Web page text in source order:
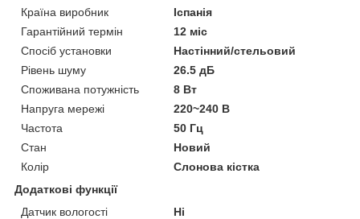
Країна виробник
Іспанія
Гарантійний термін
12 міс
Спосіб установки
Настінний/стельовий
Рівень шуму
26.5 дБ
Споживана потужність
8 Вт
Напруга мережі
220~240 В
Частота
50 Гц
Стан
Новий
Колір
Слонова кістка
Додаткові функції
Датчик вологості
Ні